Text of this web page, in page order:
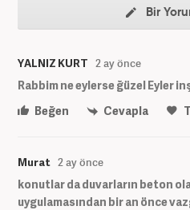
Bir
YALNIZ KURT 2 ay önce
Rabbim ne eylerse ğüzel Eyler
Beğen
Cevapla
Murat 2 ay önce
konutlar da duvarların beton
uygulamasından bir an önce